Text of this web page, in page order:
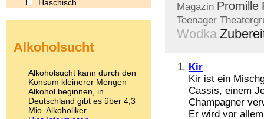
Magazin Promille
Teenager
Wodka
Kir
Kir ist ein
Cassis, einem
Champagner
Er wird vor
Haschisch
Kokain
LSD
Marihuana
Medikamente
Meskalin
Metamphetamin
Alkoholsucht
Alkoholsucht kann durch den
Konsum kleinerer Mengen
Alkohol beginnen, in
Deutschland gibt es über 4,3
Mio. Alkoholiker.